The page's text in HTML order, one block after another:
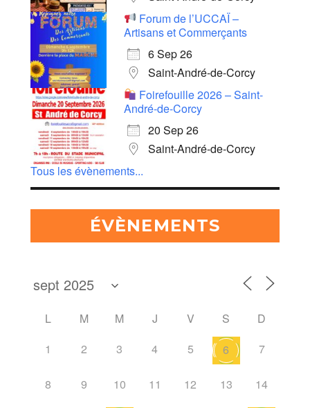
Forum de l’UCCAÏ –
Artisans et Commerçants
6 Sep 26
Saint-André-de-Corcy
Foirefouille 2026 – Saint-
André-de-Corcy
20 Sep 26
Saint-André-de-Corcy
Tous les évènements...
ÉVÈNEMENTS
L M M J V S
D
1
2 3 4 5 6 7
8 9 10 11 12 13 14